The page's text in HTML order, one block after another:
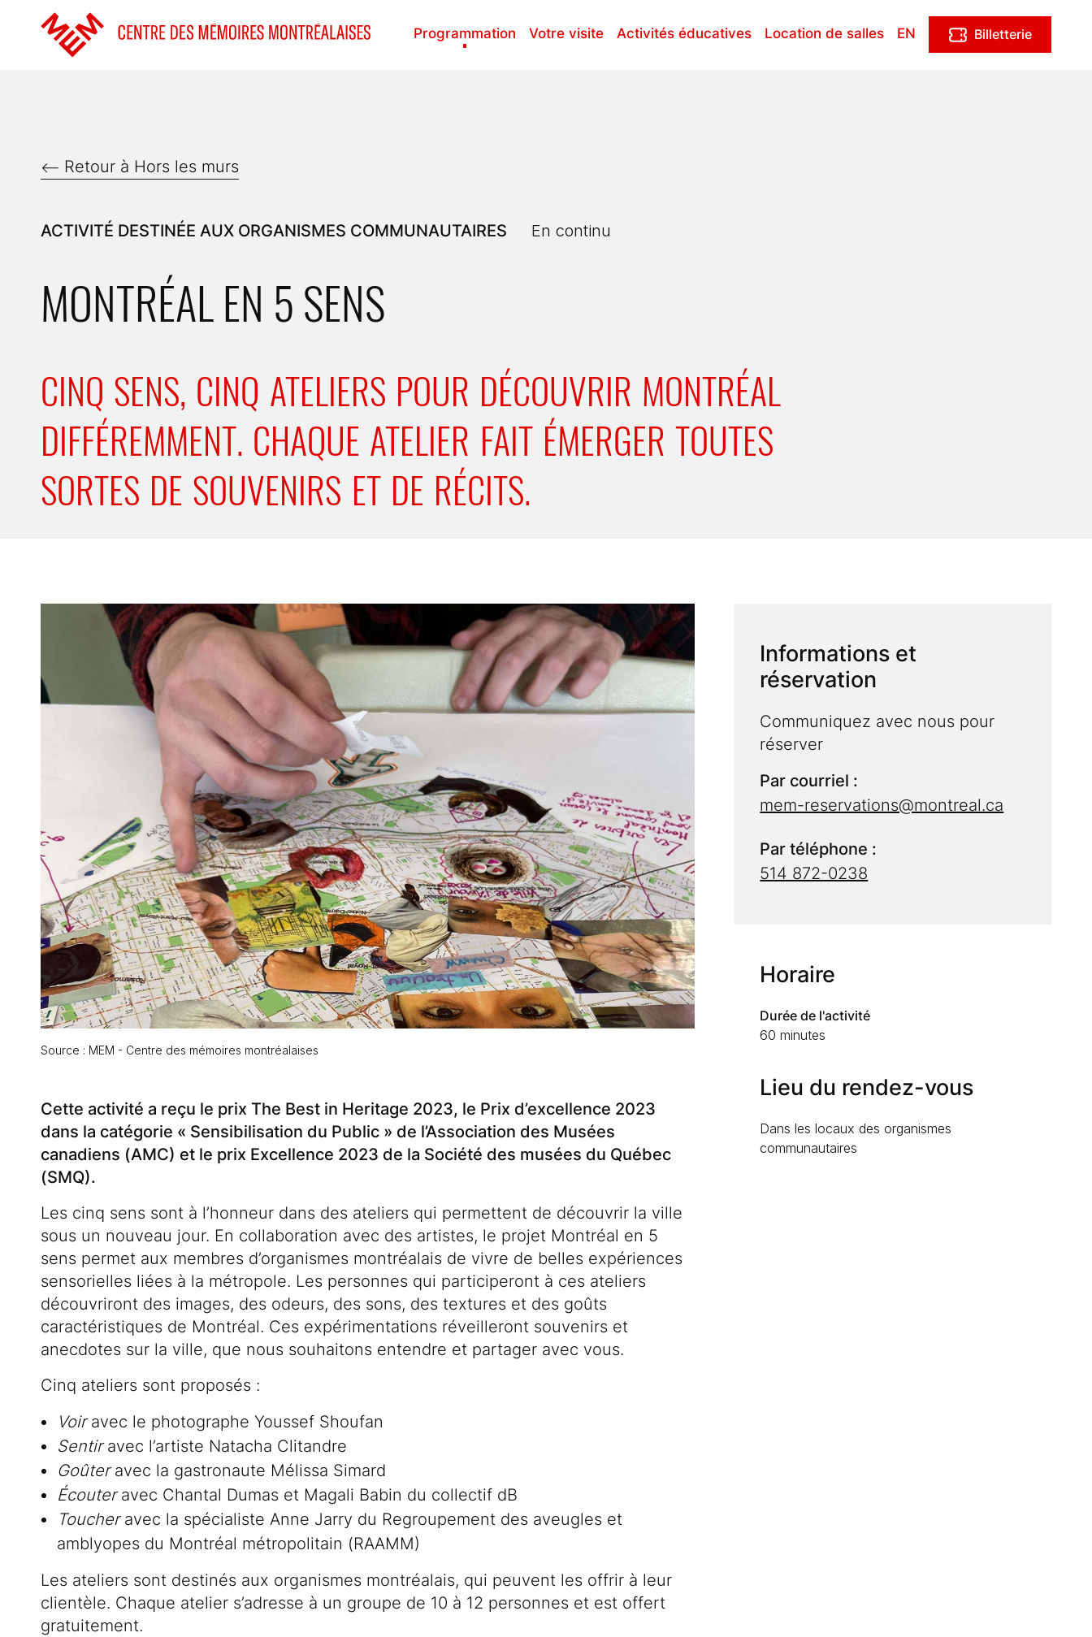
Accéder au contenu
Accueil
Programmation Votre visite Activités éducatives Location de salles EN Billetterie
Retour à Hors les murs
ACTIVITÉ DESTINÉE AUX ORGANISMES COMMUNAUTAIRES En continu
MONTRÉAL EN 5 SENS
CINQ SENS, CINQ ATELIERS POUR DÉCOUVRIR MONTRÉAL
DIFFÉREMMENT. CHAQUE ATELIER FAIT ÉMERGER TOUTES
SORTES DE SOUVENIRS ET DE RÉCITS.
Source : MEM - Centre des mémoires montréalaises
Description de l'événement
Cette activité a reçu le prix The Best in Heritage 2023, le Prix d’excellence 2023
dans la catégorie « Sensibilisation du Public » de l’Association des Musées
canadiens (AMC) et le prix Excellence 2023 de la Société des musées du Québec
(SMQ).
Les cinq sens sont à l’honneur dans des ateliers qui permettent de découvrir la ville
sous un nouveau jour. En collaboration avec des artistes, le projet Montréal en 5
sens permet aux membres d’organismes montréalais de vivre de belles expériences
sensorielles liées à la métropole. Les personnes qui participeront à ces ateliers
découvriront des images, des odeurs, des sons, des textures et des goûts
caractéristiques de Montréal. Ces expérimentations réveilleront souvenirs et
anecdotes sur la ville, que nous souhaitons entendre et partager avec vous.
Cinq ateliers sont proposés :
Voiravec le photographe Youssef Shoufan
Sentiravec l’artiste Natacha Clitandre
Goûteravec la gastronaute Mélissa Simard
Écouteravec Chantal Dumas et Magali Babin du collectif dB
Toucheravec la spécialiste Anne Jarry du Regroupement des aveugles et
amblyopes du Montréal métropolitain (RAAMM)
Les ateliers sont destinés aux organismes montréalais, qui peuvent les offrir à leur
clientèle. Chaque atelier s’adresse à un groupe de 10 à 12 personnes et est offert
gratuitement.
Informations et
réservation
Communiquez avec nous pour
réserver
Par courriel :
mem-reservations@montreal.ca
Par téléphone :
514 872-0238
Horaire
Durée de l'activité
60 minutes
Lieu du rendez-vous
Dans les locaux des organismes
communautaires